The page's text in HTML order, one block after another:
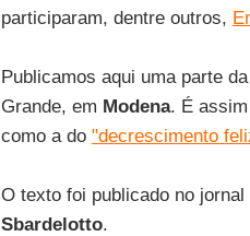
participaram, dentre outros,
Publicamos aqui uma parte da
Grande, em Modena. É
como a do "decrescimento
O texto foi publicado no jornal
Sbardelotto.